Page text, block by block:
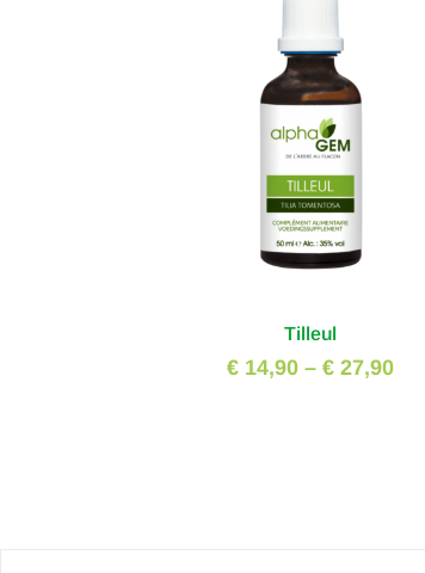
Tilleul
€ 14,90 –€ 27,90